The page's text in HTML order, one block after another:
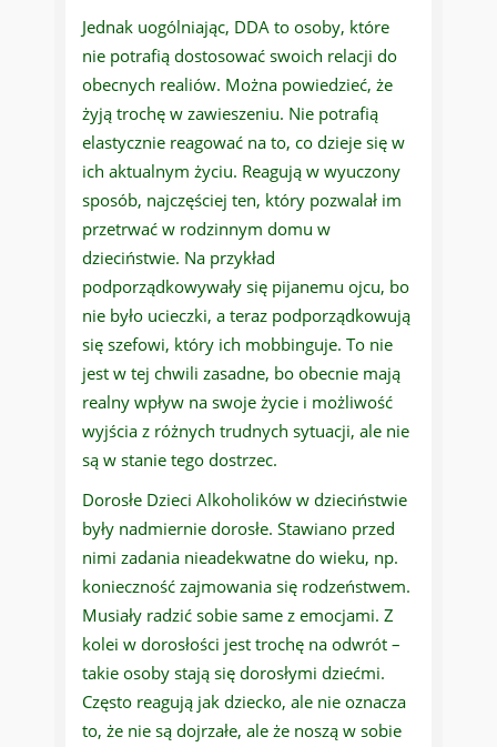
Jednak uogólniając, DDA to osoby, które
nie potrafią dostosować swoich relacji do
obecnych realiów. Można powiedzieć, że
żyją trochę w zawieszeniu. Nie potrafią
elastycznie reagować na to, co dzieje się w
ich aktualnym życiu. Reagują w wyuczony
sposób, najczęściej ten, który pozwalał im
przetrwać w rodzinnym domu w
dzieciństwie. Na przykład
podporządkowywały się pijanemu ojcu, bo
nie było ucieczki, a teraz podporządkowują
się szefowi, który ich mobbinguje. To nie
jest w tej chwili zasadne, bo obecnie mają
realny wpływ na swoje życie i możliwość
wyjścia z różnych trudnych sytuacji, ale nie
są w stanie tego dostrzec.
Dorosłe Dzieci Alkoholików w dzieciństwie
były nadmiernie dorosłe. Stawiano przed
nimi zadania nieadekwatne do wieku, np.
konieczność zajmowania się rodzeństwem.
Musiały radzić sobie same z emocjami. Z
kolei w dorosłości jest trochę na odwrót –
takie osoby stają się dorosłymi dziećmi.
Często reagują jak dziecko, ale nie oznacza
to, że nie są dojrzałe, ale że noszą w sobie